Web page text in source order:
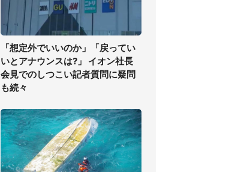
「想定外でいいのか」「戻ってい
いとアナウンスは?」 イオン社長
会見でのしつこい記者質問に疑問
も続々